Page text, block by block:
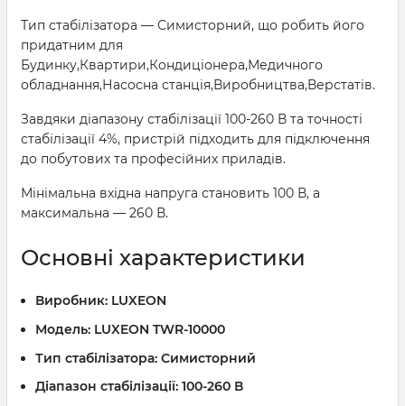
Тип стабілізатора — Симисторний, що робить його
придатним для
Будинку,Квартири,Кондиціонера,Медичного
обладнання,Насосна станція,Виробництва,Верстатів.
Завдяки діапазону стабілізації 100-260 В та точності
стабілізації 4%, пристрій підходить для підключення
до побутових та професійних приладів.
Мінімальна вхідна напруга становить 100 В, а
максимальна — 260 В.
Основні характеристики
Виробник: LUXEON
Модель: LUXEON TWR-10000
Тип стабілізатора: Симисторний
Діапазон стабілізації: 100-260 В